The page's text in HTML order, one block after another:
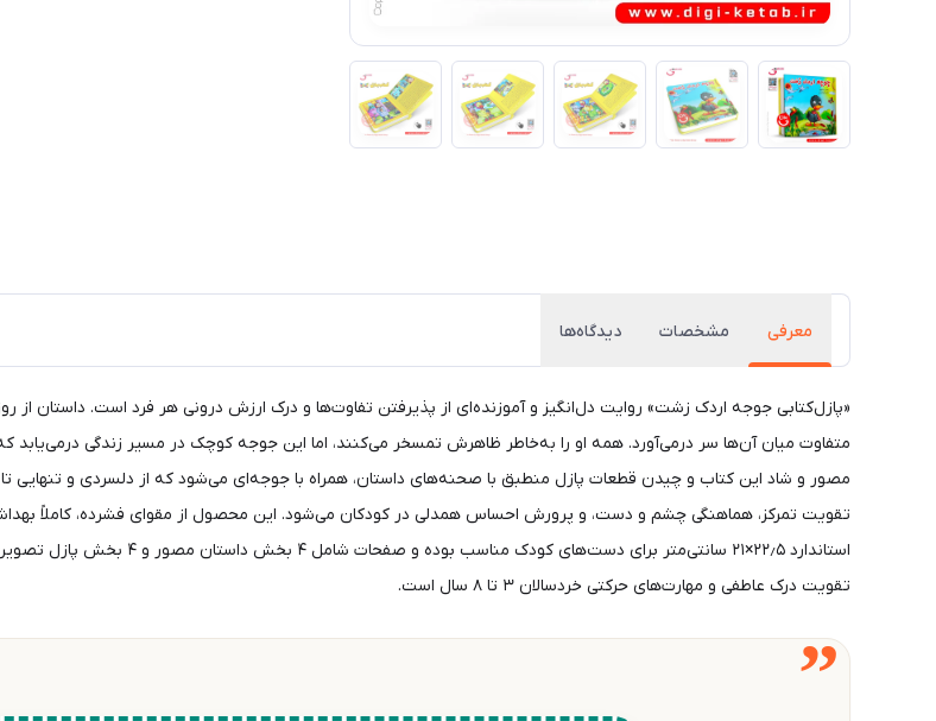
معرفی مشخصات دیدگاه‌ها
«پازل‌کتابی جوجه اردک زشت» روایت دل‌انگیز و آموزنده‌ای از پذیرفتن تفاوت‌ها و درک ارزش درونی هر فرد است. داستان
متفاوت میان آن‌ها سر درمی‌آورد. همه او را به‌خاطر ظاهرش تمسخر می‌کنند، اما این جوجه کوچک در مسیر زندگی
مصور و شاد این کتاب و چیدن قطعات پازل منطبق با صحنه‌های داستان، همراه با جوجه‌ای می‌شود که از دلسردی و
تقویت تمرکز، هماهنگی چشم و دست، و پرورش احساس همدلی در کودکان می‌شود. این محصول از مقوای فشرده، کاملاً
استاندارد ۲۲٫۵×۲۱ سانتی‌متر
تقویت درک عاطفی و مهارت‌های حرکتی خردسالان ۳ تا ۸ سال است.
”